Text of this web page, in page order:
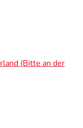
(Bitte an der